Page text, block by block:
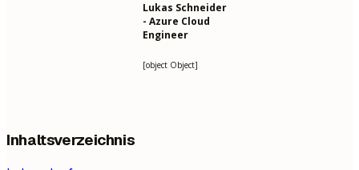
Lukas Schneider
- Azure Cloud
Engineer
[object Object]
Inhaltsverzeichnis